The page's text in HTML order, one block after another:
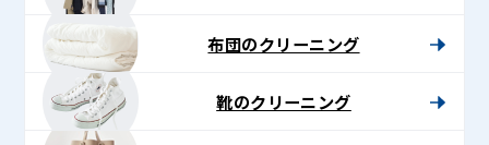
ト〉
布団のクリーニング
靴のクリーニング